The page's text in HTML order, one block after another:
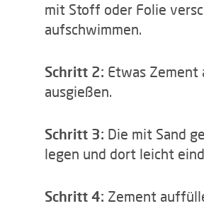
mit Stoff oder Folie
aufschwimmen.
Schritt 2: Etwas Zement
ausgießen.
Schritt 3: Die mit Sand
legen und dort leicht
Schritt 4: Zement